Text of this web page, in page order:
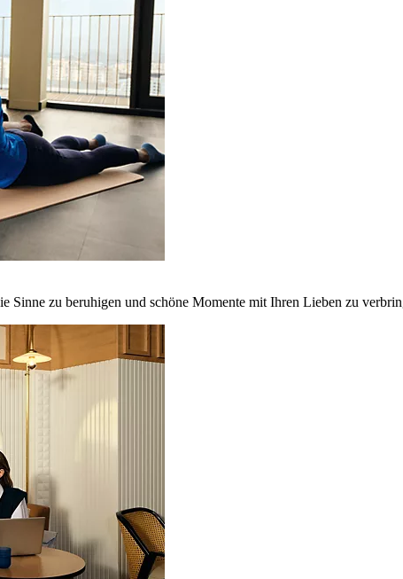
Sinne zu beruhigen und schöne Momente mit Ihren Lieben zu